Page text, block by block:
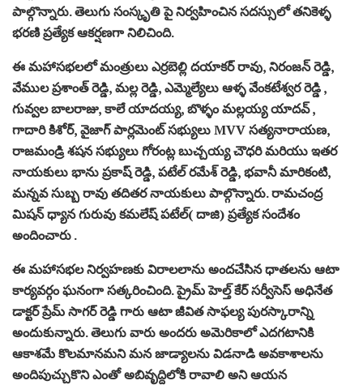
పాల్గొన్నారు. తెలుగు సంస్కృతి పై నిర్వహించిన సదస్సులో తనికెళ్ళ
భరణి ప్రత్యేక ఆకర్షణగా నిలిచింది.
ఈ మహాసభలలో మంత్రులు ఎర్రబెల్లి దయాకర్ రావు, నిరంజన్ రెడ్డి,
వేముల ప్రశాంత్ రెడ్డి, మల్ల రెడ్డి, ఎమ్మెల్యేలు ఆళ్ళ వేంకటేశ్వర రెడ్డి ,
గువ్వల బాలరాజు, కాలే యాదయ్య, బొళ్ళం మల్లయ్య యాదవ్ ,
గాదారి కిశోర్, వైజాగ్ పార్లమెంట్ సభ్యులు MVV సత్యనారాయణ,
రాజమండ్రి శషన సభ్యులు గోరంట్ల బుచ్చయ్య చౌధరి మరియు ఇతర
నాయకులు భాను ప్రకాష్ రెడ్డి, పటేల్ రమేశ్ రెడ్డి, భవానీ మారికంటి,
మన్నవ సుబ్బ రావు తదితర నాయకులు పాల్గొన్నారు. రామచంద్ర
మిషన్ ధ్యాన గురువు కమలేష్ పటేల్( దాజి) ప్రత్యేక సందేశం
అందించారు .
ఈ మహాసభల నిర్వహణకు విరాలలాను అందచేసిన ధాతలను ఆటా
కార్యవర్గం ఘనంగా సత్కరించింది. ప్రైమ్ హెల్త్ కేర్ సర్వీసెస్ అధినేత
డాక్టర్ ప్రేమ్ సాగర్ రెడ్డి గారు ఆటా జీవిత సాఫల్య పురస్కారాన్ని
అందుకున్నారు. తెలుగు వారు అందరు అమెరికాలో ఎదగటానికి
ఆకాశమే కొలమానమని మన జాడ్యాలను విడనాడి అవకాశాలను
అందిపుచ్చుకొని ఎంతో అబివృద్దిలోకి రావాలి అని ఆయన